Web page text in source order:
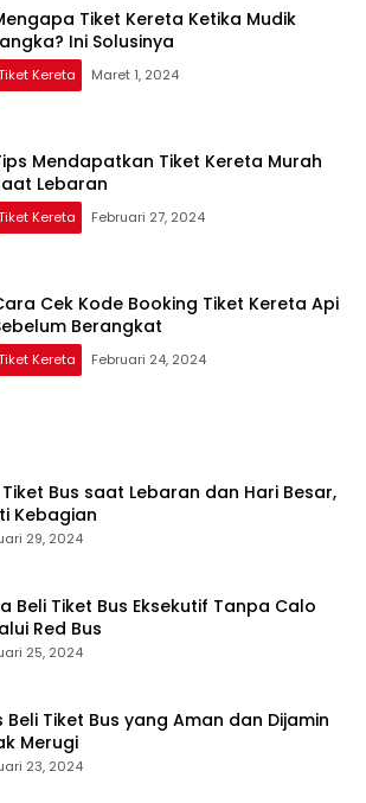
Tiket Kereta Ketika Mudik
Ini Solusinya
Kereta Maret 1, 2024
Mendapatkan Tiket Kereta Murah
Lebaran
Kereta Februari 27, 2024
Cek Kode Booking Tiket Kereta Api
Berangkat
Kereta Februari 24, 2024
Tiket Bus saat Lebaran dan Hari Besar,
Kebagian
29, 2024
Beli Tiket Bus Eksekutif Tanpa Calo
Red Bus
25, 2024
Beli Tiket Bus yang Aman dan Dijamin
Merugi
23, 2024